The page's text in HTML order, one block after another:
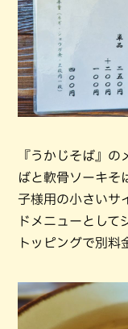
『うかじそば』
ばと軟骨ソーキそ
子様用の小さいサ
ドメニューとして
トッピングで別料